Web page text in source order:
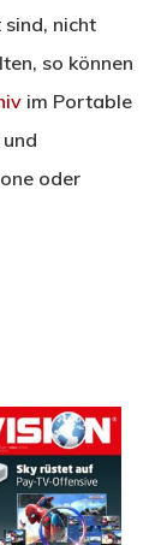
sind, nicht
so können
im Portable
oder